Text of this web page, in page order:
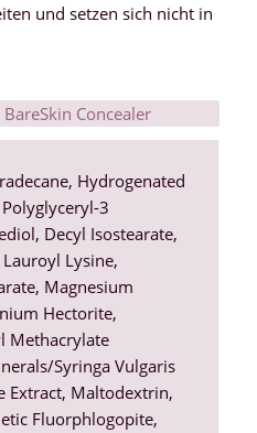
und setzen sich nicht in
Concealer
Hydrogenated
3
Decyl Isostearate,
Lysine,
Magnesium
Hectorite,
Methacrylate
Syringa Vulgaris
Extract, Maltodextrin,
Fluorphlogopite,